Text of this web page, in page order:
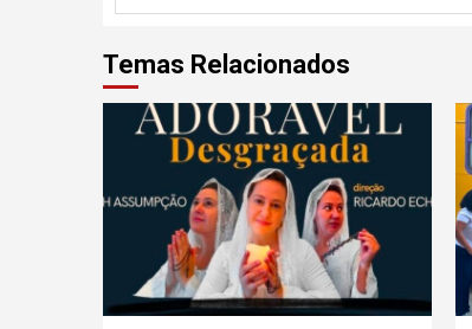
Temas Relacionados